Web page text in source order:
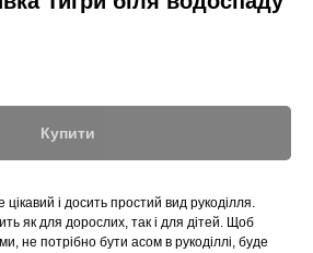
Купити
і досить простий вид рукоділля.
як для дорослих, так і для дітей. Щоб
не потрібно бути асом в рукоділлі, буде